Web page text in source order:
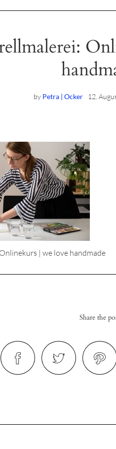
by Petra | Ocker 12.
| we love handmade
Share the